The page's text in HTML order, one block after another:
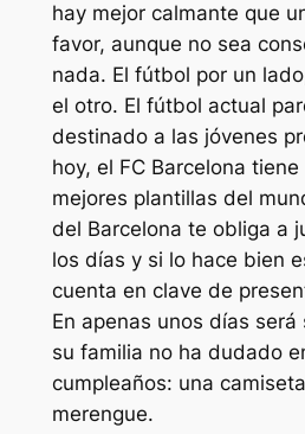
hay mejor calmante que
favor, aunque no sea
nada. El fútbol por un
el otro. El fútbol actual
destinado a las jóvenes
hoy, el FC Barcelona
mejores plantillas del
del Barcelona te obliga a
los días y si lo hace bien
cuenta en clave de
En apenas unos días
su familia no ha dudado
cumpleaños: una
merengue.